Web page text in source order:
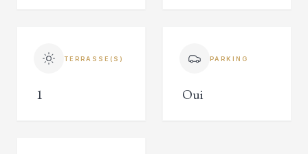
TERRASSE(S)
1
PARKING
Oui